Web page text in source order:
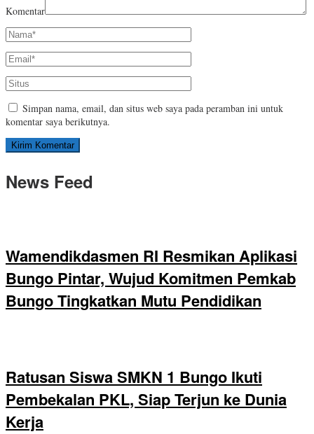
Komentar
Simpan nama, email, dan situs web saya pada peramban ini untuk
komentar saya berikutnya.
News Feed
Wamendikdasmen RI Resmikan Aplikasi
Bungo Pintar, Wujud Komitmen Pemkab
Bungo Tingkatkan Mutu Pendidikan
Ratusan Siswa SMKN 1 Bungo Ikuti
Pembekalan PKL, Siap Terjun ke Dunia
Kerja